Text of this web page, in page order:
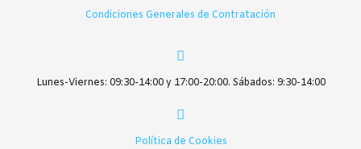
Condiciones Generales de Contratación
Lunes-Viernes: 09:30-14:00 y 17:00-20:00. Sábados: 9:30-14:00
Política de Cookies